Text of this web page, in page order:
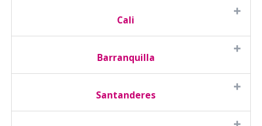
Cali
Barranquilla
Santanderes